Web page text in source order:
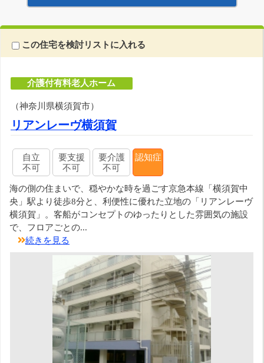
この住宅を検討リストに入れる
介護付有料老人ホーム
（神奈川県横須賀市）
リアンレーヴ横須賀
自立
不可
要支援
不可
要介護
不可
認知症
海の側の住まいで、穏やかな時を過ごす京急本線「横須賀中
央」駅より徒歩8分と、利便性に優れた立地の「リアンレーヴ
横須賀」。客船がコンセプトのゆったりとした雰囲気の施設
で、フロアごとの...
続きを見る